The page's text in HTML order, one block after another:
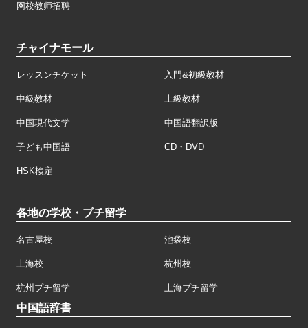
网校教师招聘
チャイナモール
レッスンチケット 入門&初級教材
中級教材 上級教材
中国現代文学 中国語翻訳版
子ども中国語 CD・DVD
HSK検定
各地の学校・プチ留学
名古屋校 池袋校
上海校 杭州校
杭州プチ留学 上海プチ留学
中国語辞書